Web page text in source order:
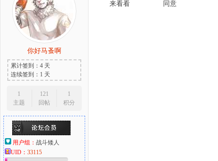
你好马蚤啊
累计签到：4 天
连续签到：1 天
1
主题
121
回帖
1
积分
用户组： 战斗矮人
UID： 33115
来看看 同意